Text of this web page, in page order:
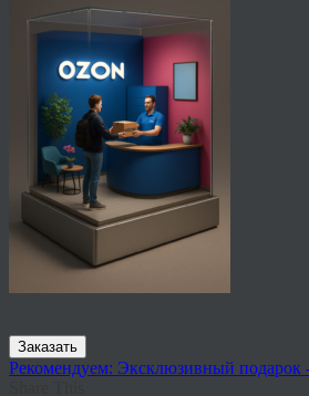
Заказать
Рекомендуем: Эксклюзивный подарок